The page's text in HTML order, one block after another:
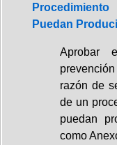
Puedan
Aprobar
razón de
de un
puedan
como